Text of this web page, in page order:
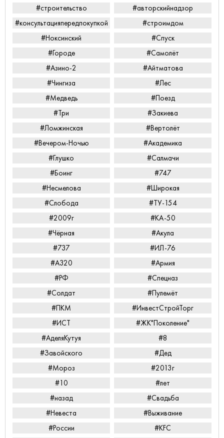
#строительство
#авторскийнадзор
#консультацияпередпокупкой
#строимдом
#Ноксинский
#Спуск
#Городе
#Самолёт
#Азино-2
#Айтматова
#Чингиза
#Лес
#Медведь
#Поезд
#Три
#Закиева
#Ломжинская
#Вертолёт
#Вечером-Ночью
#Академика
#Глушко
#Салмачи
#Боинг
#747
#Несмелова
#Широкая
#Слобода
#ТУ-154
#2009г
#КА-50
#Чёрная
#Акула
#737
#ИЛ-76
#А320
#Армия
#РФ
#Спецназ
#Солдат
#Пулемёт
#ПКМ
#ИнвестСтройТорг
#ИСТ
#ЖК"Поколение"
#АделяКутуя
#8
#Завойского
#Дед
#Мороз
#2013г
#10
#лет
#назад
#Свадьба
#Невеста
#Выживание
#России
#KFC